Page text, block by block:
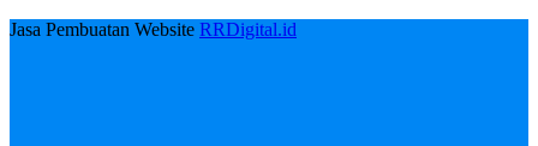
Jasa Pembuatan Website RRDigital.id